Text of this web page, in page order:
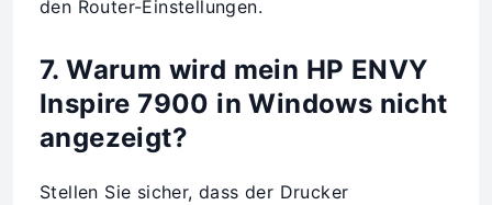
den Router-Einstellungen.
7. Warum wird mein HP ENVY
Inspire 7900 in Windows nicht
angezeigt?
Stellen Sie sicher, dass der Drucker